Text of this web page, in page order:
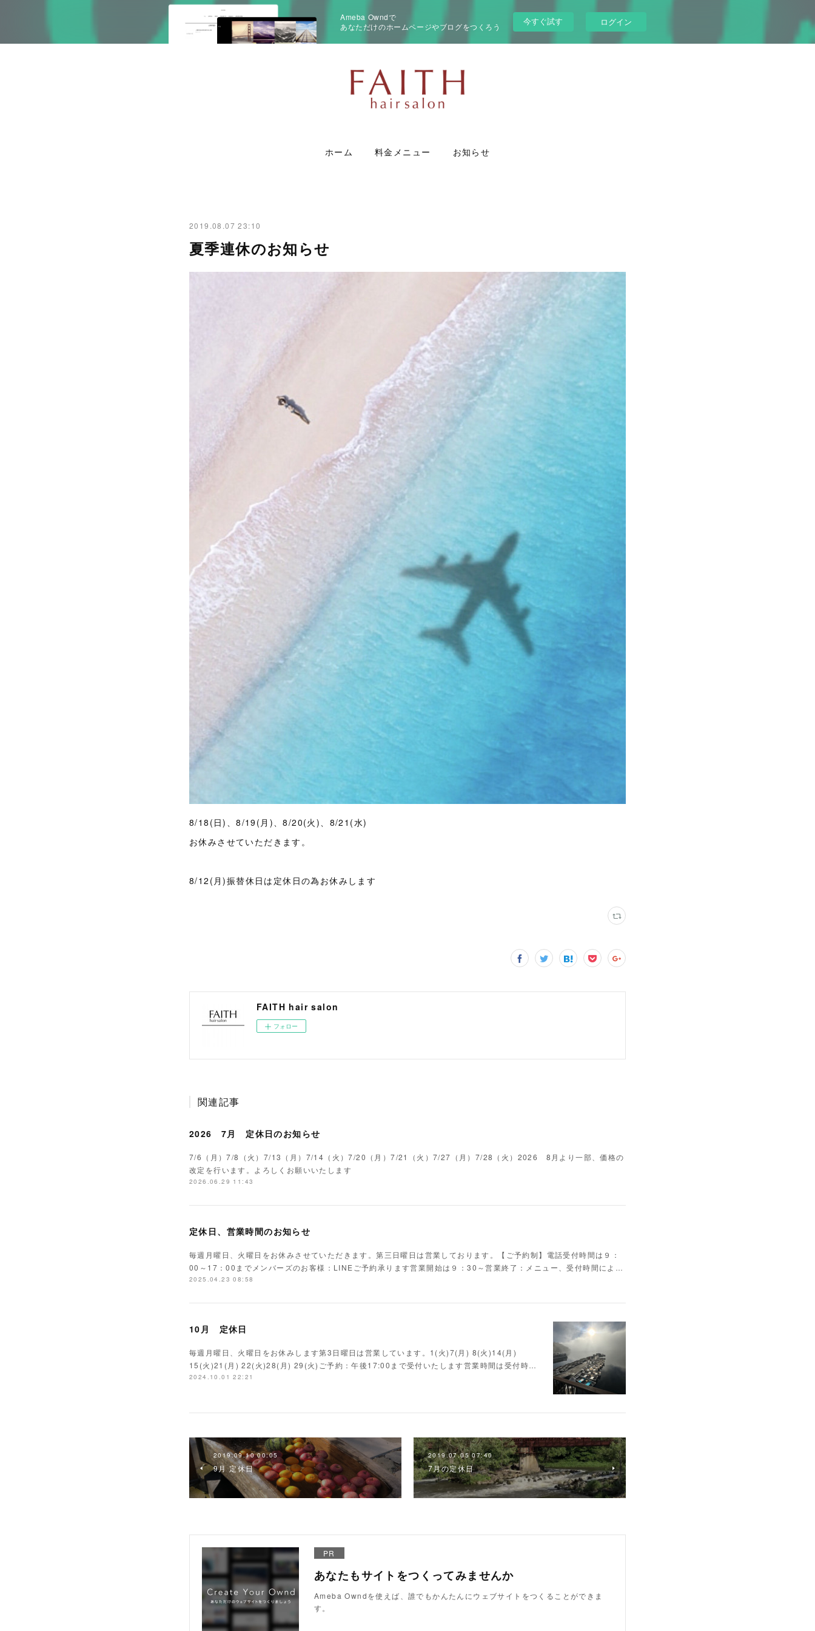
Ameba Owndで
あなただけのホームページやブログをつくろう
今すぐ試す ログイン
ホーム 料金メニュー お知らせ
2019.08.07 23:10
夏季連休のお知らせ
8/18(日)、8/19(月)、8/20(火)、8/21(水)
お休みさせていただきます。
8/12(月)振替休日は定休日の為お休みします
FAITH hair salon
フォロー
関連記事
2026 7月 定休日のお知らせ
7/6（月）7/8（火）7/13（月）7/14（火）7/20（月）7/21（火）7/27（月）7/28（火）2026 8月より一部、価格の
改定を行います。よろしくお願いいたします
2026.06.29 11:43
定休日、営業時間のお知らせ
毎週月曜日、火曜日をお休みさせていただきます。第三日曜日は営業しております。【ご予約制】電話受付時間は９：
00～17：00までメンバーズのお客様：LINEご予約承ります営業開始は９：30～営業終了：メニュー、受付時間によ…
2025.04.23 08:58
10月 定休日
毎週月曜日、火曜日をお休みします第3日曜日は営業しています。1(火)7(月) 8(火)14(月)
15(火)21(月) 22(火)28(月) 29(火)ご予約：午後17:00まで受付いたします営業時間は受付時…
2024.10.01 22:21
2019.09.10 00:05
9月 定休日
2019.07.05 07:40
7月の定休日
PR
あなたもサイトをつくってみませんか
Ameba Owndを使えば、誰でもかんたんにウェブサイトをつくることができま
す。